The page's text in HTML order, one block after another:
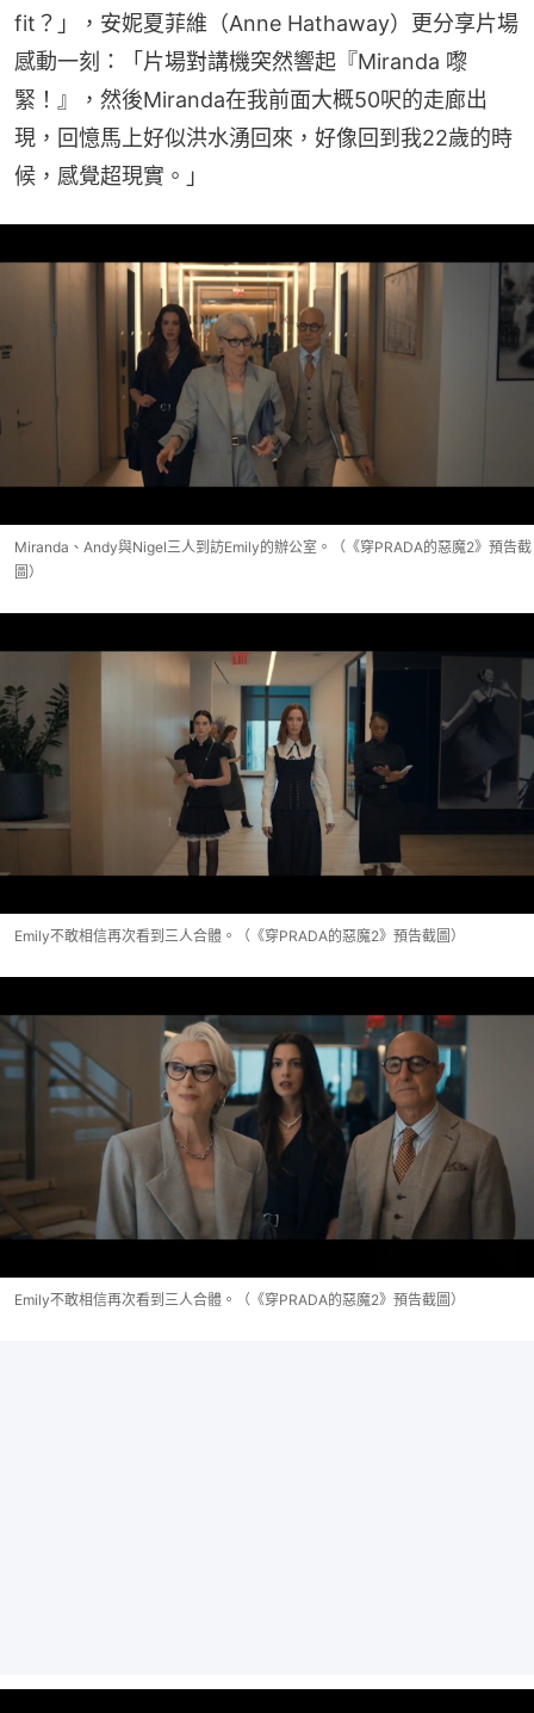
fit？」，安妮夏菲維（Anne Hathaway）更分享片場
感動一刻：「片場對講機突然響起『Miranda 嚟
緊！』，然後Miranda在我前面大概50呎的走廊出
現，回憶馬上好似洪水湧回來，好像回到我22歲的時
候，感覺超現實。」
Miranda、Andy與Nigel三人到訪Emily的辦公室。（《穿PRADA的惡魔2》預告截
圖）
Emily不敢相信再次看到三人合體。（《穿PRADA的惡魔2》預告截圖）
Emily不敢相信再次看到三人合體。（《穿PRADA的惡魔2》預告截圖）